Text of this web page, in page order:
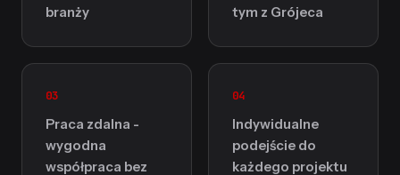
branży
tym z Grójeca
03
Praca zdalna -
wygodna
współpraca bez
04
Indywidualne
podejście do
każdego projektu